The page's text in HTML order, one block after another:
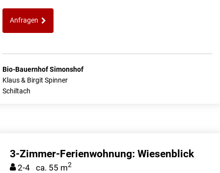
Anfragen
Bio-Bauernhof Simonshof
Klaus & Birgit Spinner
Schiltach
3-Zimmer-Ferienwohnung: Wiesenblick
2-4 ca. 55 m2